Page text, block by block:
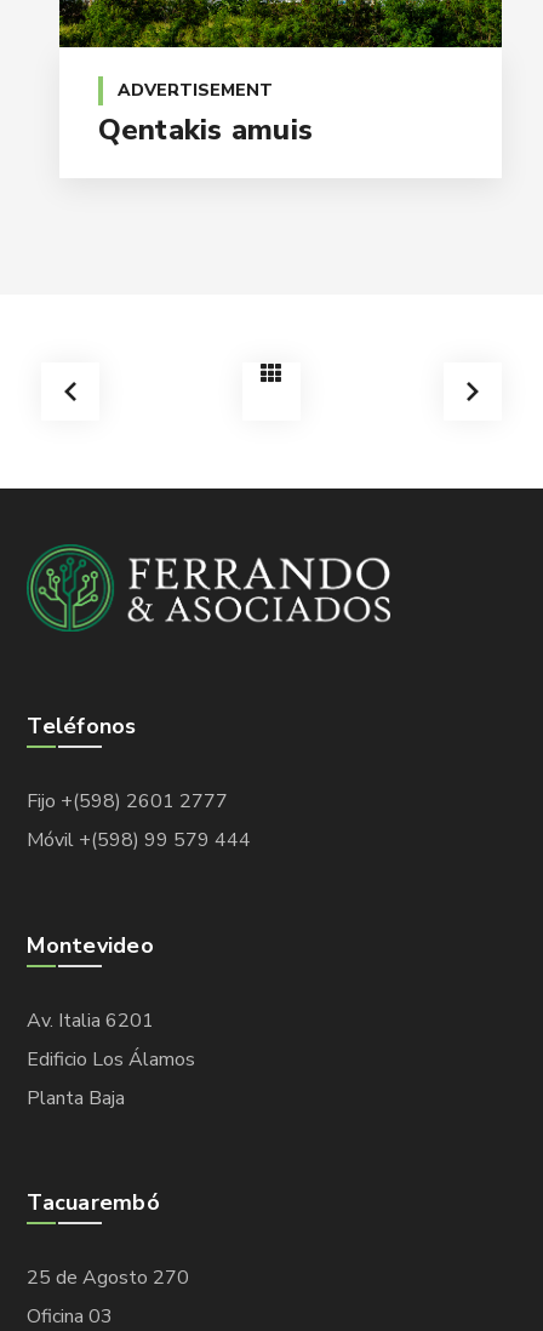
ADVERTISEMENT
Qentakis amuis
Teléfonos
Fijo +(598) 2601 2777
Móvil +(598) 99 579 444
Montevideo
Av. Italia 6201
Edificio Los Álamos
Planta Baja
Tacuarembó
25 de Agosto 270
Oficina 03